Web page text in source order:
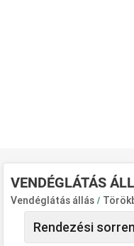
VENDÉGLÁTÁS
Vendéglátás állás /